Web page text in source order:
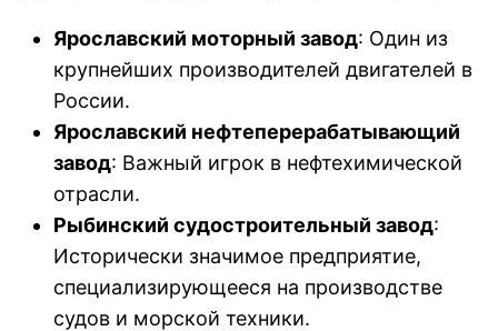
Ярославский моторный завод: Один из
крупнейших производителей двигателей в
России.
Ярославский нефтеперерабатывающий
завод: Важный игрок в нефтехимической
отрасли.
Рыбинский судостроительный завод:
Исторически значимое предприятие,
специализирующееся на производстве
судов и морской техники.